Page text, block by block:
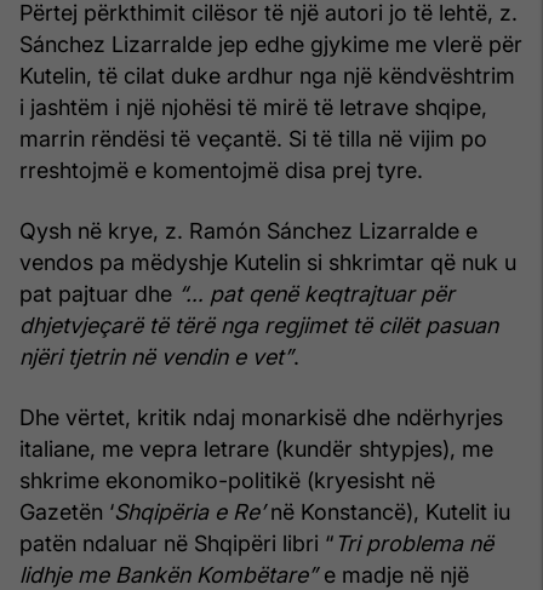
Përtej përkthimit cilësor të një autori jo të lehtë, z.
Sánchez Lizarralde jep edhe gjykime me vlerë për
Kutelin, të cilat duke ardhur nga një këndvështrim
i jashtëm i një njohësi të mirë të letrave shqipe,
marrin rëndësi të veçantë. Si të tilla në vijim po
rreshtojmë e komentojmë disa prej tyre.
Qysh në krye, z. Ramón Sánchez Lizarralde e
vendos pa mëdyshje Kutelin si shkrimtar që nuk u
pat pajtuar dhe “… pat qenë keqtrajtuar për
dhjetvjeçarë të tërë nga regjimet të cilët pasuan
njëri tjetrin në vendin e vet”.
Dhe vërtet, kritik ndaj monarkisë dhe ndërhyrjes
italiane, me vepra letrare (kundër shtypjes), me
shkrime ekonomiko-politikë (kryesisht në
Gazetën ‘Shqipëria e Re’në Konstancë), Kutelit iu
patën ndaluar në Shqipëri libri “ Tri problema në
lidhje me Bankën Kombëtare”e madje në një